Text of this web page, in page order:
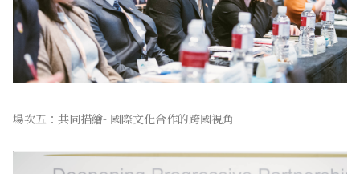
場次五：共同描繪- 國際文化合作的跨國視角